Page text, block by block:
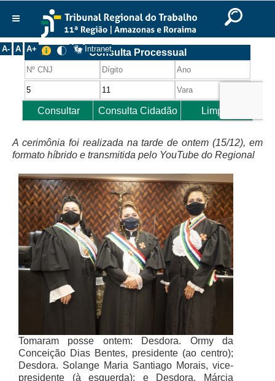
Ir para o rodapé
English
Português Español
A- A A+ Intranet
Institucional
Histórico
Presidência
Corregedoria
Composição
Desembargadores
Turmas
Varas do Trabalho
Juízes Manaus
Juízes Roraima
Juízes Interior
Juízes Substitutos
Diretores
Comitê Gestor Regional do PJe
Comitê Gestor Regional do e-Gestão e de Tabelas
A cerimônia foi realizada na tarde de ontem (15/12), em
formato híbrido e transmitida pelo YouTube do Regional
Tomaram posse ontem: Desdora. Ormy da
Conceição Dias Bentes, presidente (ao centro);
Desdora. Solange Maria Santiago Morais, vice-
presidente (à esquerda); e Desdora. Márcia